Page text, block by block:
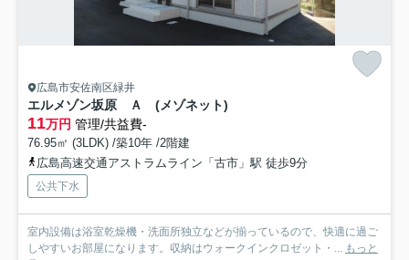
広島市安佐南区緑井
エルメゾン坂原 Ａ (メゾネット)
11万円 管理/共益費-
76.95㎡ (3LDK) /築10年 /2階建
広島高速交通アストラムライン「古市」駅 徒歩9分
公共下水
室内設備は浴室乾燥機・洗面所独立などが揃っているので、快適に過ご
しやすいお部屋になります。収納はウォークインクロゼット・... もっと